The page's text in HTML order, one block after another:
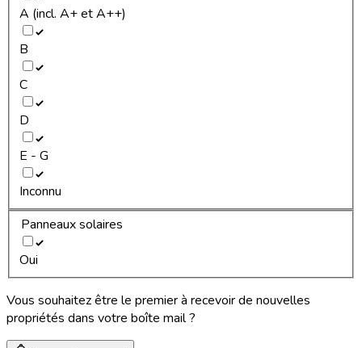
A (incl. A+ et A++)
B
C
D
E - G
Inconnu
Panneaux solaires
Oui
Vous souhaitez être le premier à recevoir de nouvelles
propriétés dans votre boîte mail ?